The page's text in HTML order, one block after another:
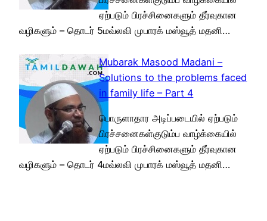
ஏற்படும் பிரச்சினைகளும் தீர்வுகான
வழிகளும் – தொடர் 5மவ்லவி முபாரக் மஸ்வூத் மதனி…
Mubarak Masood Madani –
Solutions to the problems faced
in family life – Part 4
பொருளாதார அடிப்படையில் ஏற்படும்
பிரச்சனைகள்குடும்ப வாழ்க்கையில்
ஏற்படும் பிரச்சினைகளும் தீர்வுகான
வழிகளும் – தொடர் 4மவ்லவி முபாரக் மஸ்வூத் மதனி…